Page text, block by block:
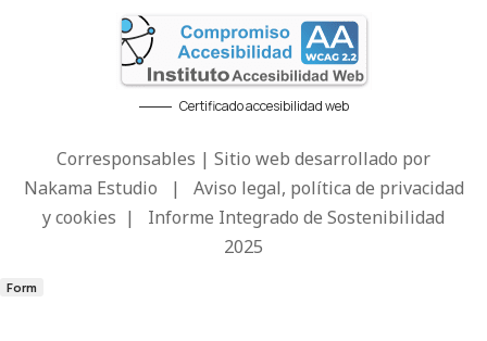
Certificado accesibilidad web
Corresponsables | Sitio web desarrollado por
Nakama Estudio | Aviso legal, política de privacidad
y cookies | Informe Integrado de Sostenibilidad
2025
Form